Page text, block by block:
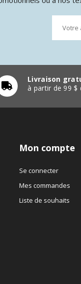
Livraison
à partir de 99 $
Mon compte
Se connecter
Mes commandes
Liste de souhaits